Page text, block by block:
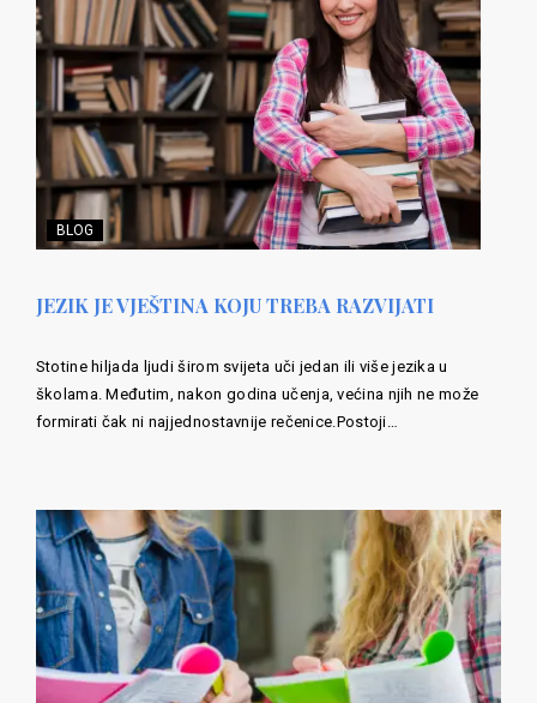
BLOG
JEZIK JE VJEŠTINA KOJU TREBA RAZVIJATI
Stotine hiljada ljudi širom svijeta uči jedan ili više jezika u
školama. Međutim, nakon godina učenja, većina njih ne može
formirati čak ni najjednostavnije rečenice.Postoji…